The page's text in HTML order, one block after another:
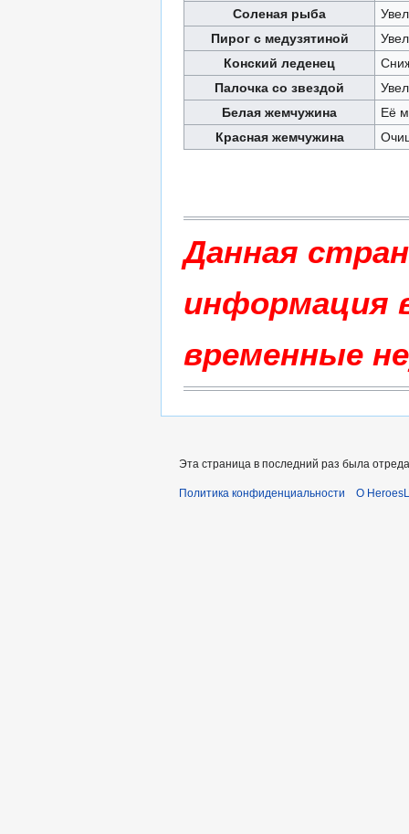
Соленая рыба
Пирог с медузятиной
Конский леденец
Палочка со звездой
Белая жемчужина
Её
Красная жемчужина
Данная
информация
временные
Эта страница в последний раз была
Политика конфиденциальности О